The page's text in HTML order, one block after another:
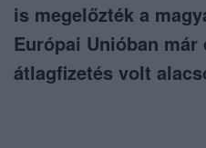
is megelőzték a
Európai Unióban
átlagfizetés volt